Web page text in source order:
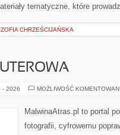
tematyczne, które
CHRZEŚCIJAŃSKA
- 2026 MOŻLIWOŚĆ
MalwinaAtras.pl to portal
fotografii, cyfrowemu